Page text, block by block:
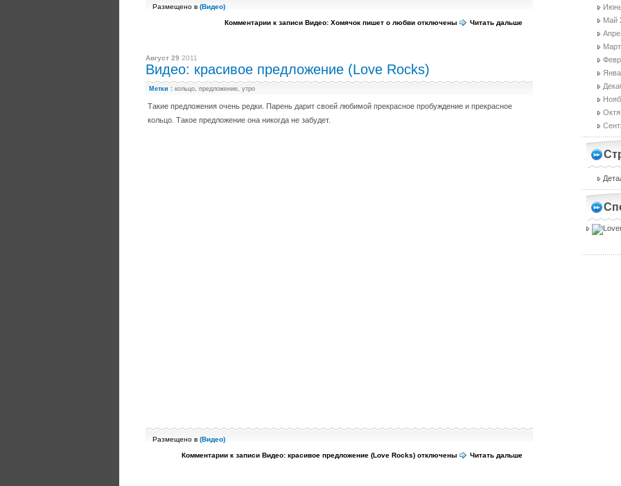
Размещено в (Видео)
Комментарии к записи Видео: Хомячок пишет о любви отключены Читать дальше
Август 29 2011
Видео: красивое предложение (Love Rocks)
Метки : кольцо, предложение, утро
Такие предложения очень редки. Парень дарит своей любимой прекрасное пробуждение и прекрасное
кольцо. Такое предложение она никогда не забудет.
Размещено в (Видео)
Комментарии к записи Видео: красивое предложение (Love Rocks) отключены Читать дальше
Май